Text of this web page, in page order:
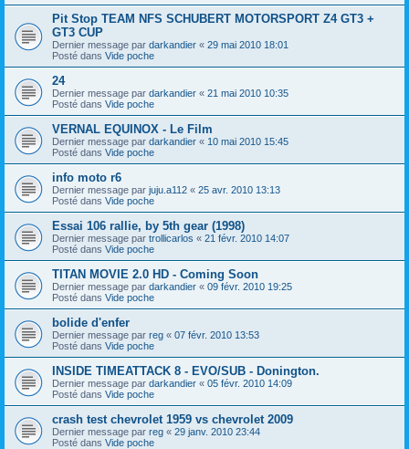
Pit Stop TEAM NFS SCHUBERT MOTORSPORT Z4 GT3 +
GT3 CUP
Dernier message par darkandier « 29 mai 2010 18:01
Posté dans Vide poche
24
Dernier message par darkandier « 21 mai 2010 10:35
Posté dans Vide poche
VERNAL EQUINOX - Le Film
Dernier message par darkandier « 10 mai 2010 15:45
Posté dans Vide poche
info moto r6
Dernier message par juju.a112 « 25 avr. 2010 13:13
Posté dans Vide poche
Essai 106 rallie, by 5th gear (1998)
Dernier message par trollicarlos « 21 févr. 2010 14:07
Posté dans Vide poche
TITAN MOVIE 2.0 HD - Coming Soon
Dernier message par darkandier « 09 févr. 2010 19:25
Posté dans Vide poche
bolide d'enfer
Dernier message par reg « 07 févr. 2010 13:53
Posté dans Vide poche
INSIDE TIMEATTACK 8 - EVO/SUB - Donington.
Dernier message par darkandier « 05 févr. 2010 14:09
Posté dans Vide poche
crash test chevrolet 1959 vs chevrolet 2009
Dernier message par reg « 29 janv. 2010 23:44
Posté dans Vide poche